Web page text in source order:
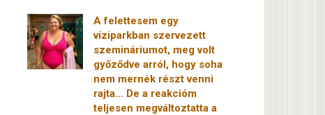
A felettesem egy
víziparkban szervezett
szemináriumot, meg volt
győződve arról, hogy soha
nem mernék részt venni
rajta… De a reakcióm
teljesen megváltoztatta a